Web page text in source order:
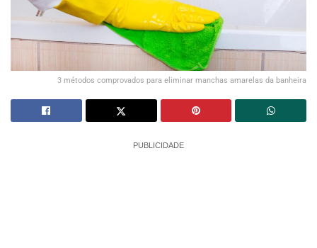
3 métodos comprovados para eliminar manchas amarelas da banheira
PUBLICIDADE